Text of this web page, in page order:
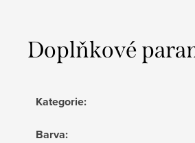
Doplňkové
Kategorie:
Barva: